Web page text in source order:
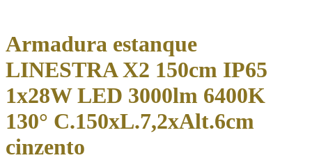
Armadura estanque
LINESTRA X2 150cm IP65
1x28W LED 3000lm 6400K
130° C.150xL.7,2xAlt.6cm
cinzento